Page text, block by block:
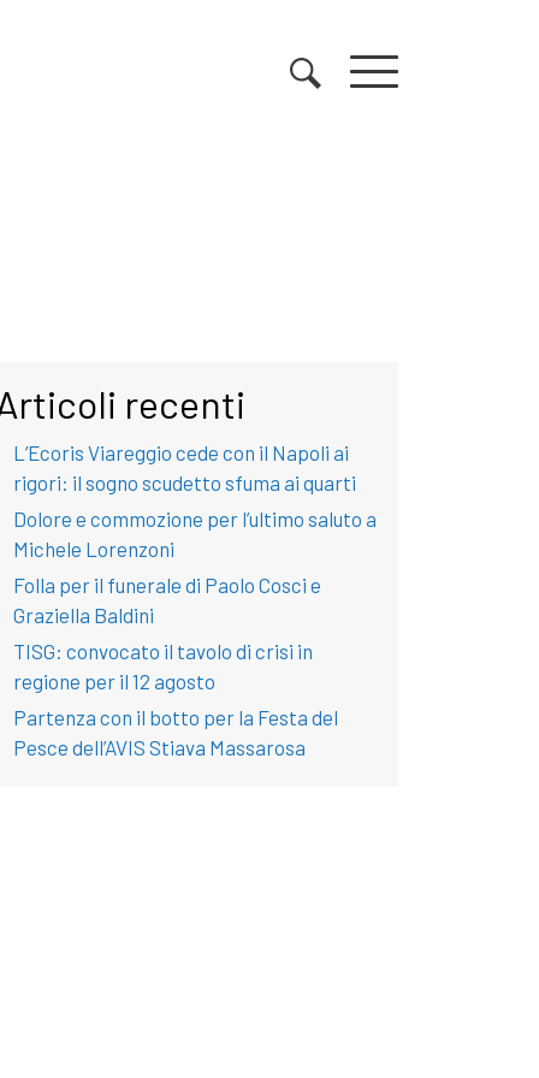
recenti
L’Ecoris Viareggio cede con il Napoli ai
rigori: il sogno scudetto sfuma ai quarti
Dolore e commozione per l’ultimo saluto a
Michele Lorenzoni
Folla per il funerale di Paolo Cosci e
Graziella Baldini
TISG: convocato il tavolo di crisi in
regione per il 12 agosto
Partenza con il botto per la Festa del
Pesce dell’AVIS Stiava Massarosa